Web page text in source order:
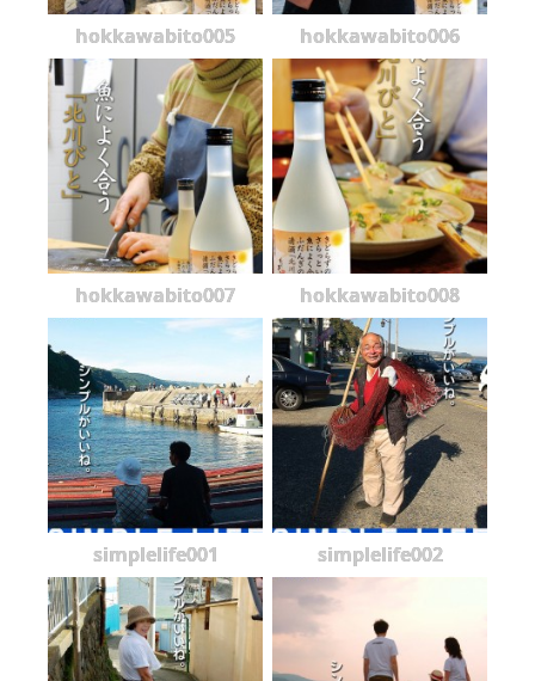
hokkawabito005 hokkawabito006
hokkawabito007 hokkawabito008
simplelife001 simplelife002